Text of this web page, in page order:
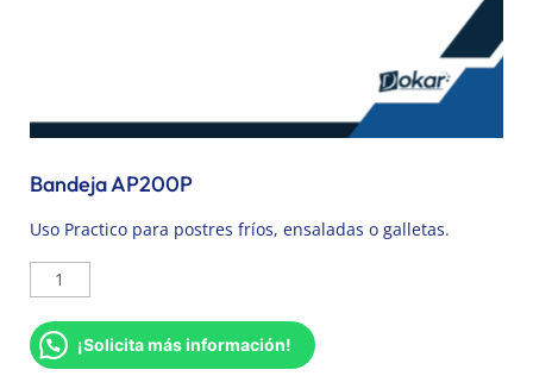
Bandeja AP200P
Uso Practico para postres fríos, ensaladas o galletas.
¡Solicita más información!